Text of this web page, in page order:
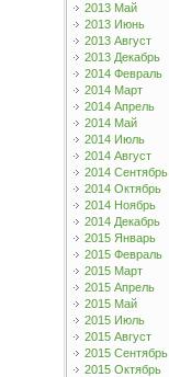
2013 Май
2013 Июнь
2013 Август
2013 Декабрь
2014 Февраль
2014 Март
2014 Апрель
2014 Май
2014 Июль
2014 Август
2014 Сентябрь
2014 Октябрь
2014 Ноябрь
2014 Декабрь
2015 Январь
2015 Февраль
2015 Март
2015 Апрель
2015 Май
2015 Июль
2015 Август
2015 Сентябрь
2015 Октябрь